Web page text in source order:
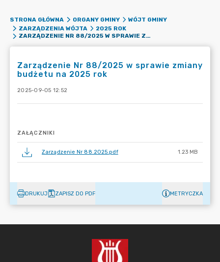
STRONA GŁÓWNA ORGANY GMINY
WÓJT GMINY
ZARZĄDZENIA WÓJTA
2025 ROK
ZARZĄDZENIE NR 88/2025 W SPRAWIE ZMIANY BUDŻETU NA 2025 ROK
Zarządzenie Nr 88/2025 w sprawie zmiany
budżetu na 2025 rok
2025-09-05 12:52
ZAŁĄCZNIKI
Zarządzenie Nr 88.2025.pdf 1.23 MB
DRUKUJ ZAPISZ DO PDF METRYCZKA